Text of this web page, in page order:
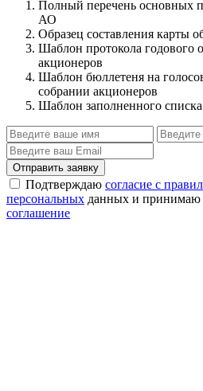
Полный перечень основных
АО
Образец составления карты
Шаблон протокола годового
акционеров
Шаблон бюллетеня на
собрании акционеров
Шаблон заполненного
Отправить заявку
Подтверждаю согласие с
персональных данных и принимаю
соглашение